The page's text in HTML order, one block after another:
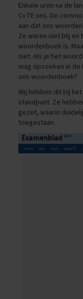
e
f
e
n
e
x
a
m
e
n
s
G
s
c
h
Enkele uren na de
CvTE ons. De
aan dat ons
Ze waren niet blij
woordenboek is.
niet. Als je het
mag opzoeken in de
ons woordenboek?
Wij hebben dit bij
standpunt. Ze
gezet, waarin
toegestaan.